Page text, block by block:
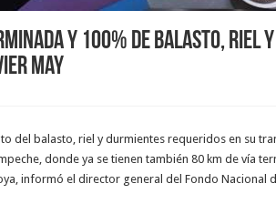
y 100% de balasto, riel y
May
del balasto, riel y durmientes requeridos en su
donde ya se tienen también 80 km de vía
informó el director general del Fondo Nacional